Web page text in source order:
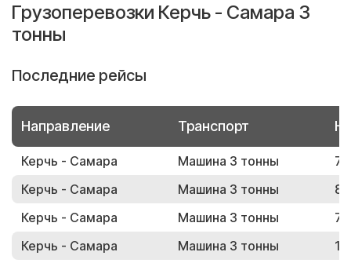
Грузоперевозки Керчь - Самара 3
тонны
Последние рейсы
Направление Транспорт
Керчь - Самара Машина 3 тонны
Керчь - Самара
Машина 3 тонны
Керчь - Самара
Машина 3 тонны
Керчь - Самара
Машина 3 тонны